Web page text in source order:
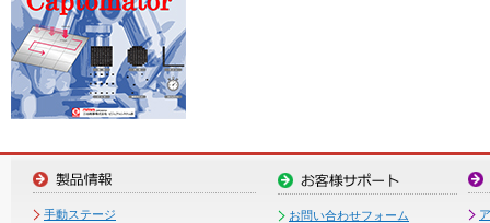
手動ステージ
お問い合わせフォーム